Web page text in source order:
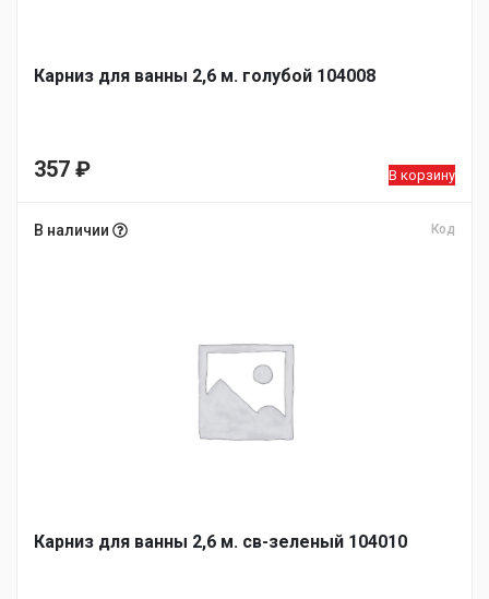
Карниз для ванны 2,6 м. голубой 104008
357 ₽ В корзину
В наличии Код
Карниз для ванны 2,6 м. св-зеленый 104010